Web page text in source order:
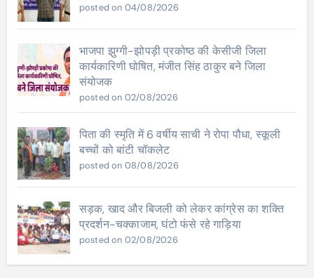
posted on 04/08/2026
भाजपा झुग्गी-झोपड़ी प्रकोष्ठ की केसीजी जिला
कार्यकारिणी घोषित, मंजीत सिंह ठाकुर बने जिला
संयोजक
posted on 02/08/2026
पिता की स्मृति में 6 वर्षीय साची ने रोपा पौधा, स्कूली
बच्चों को बांटी चॉकलेट
posted on 08/08/2026
सड़क, खाद और बिजली को लेकर कांग्रेस का शक्ति
प्रदर्शन-चक्काजाम, घंटो फंसे रहे गाड़िया
posted on 02/08/2026